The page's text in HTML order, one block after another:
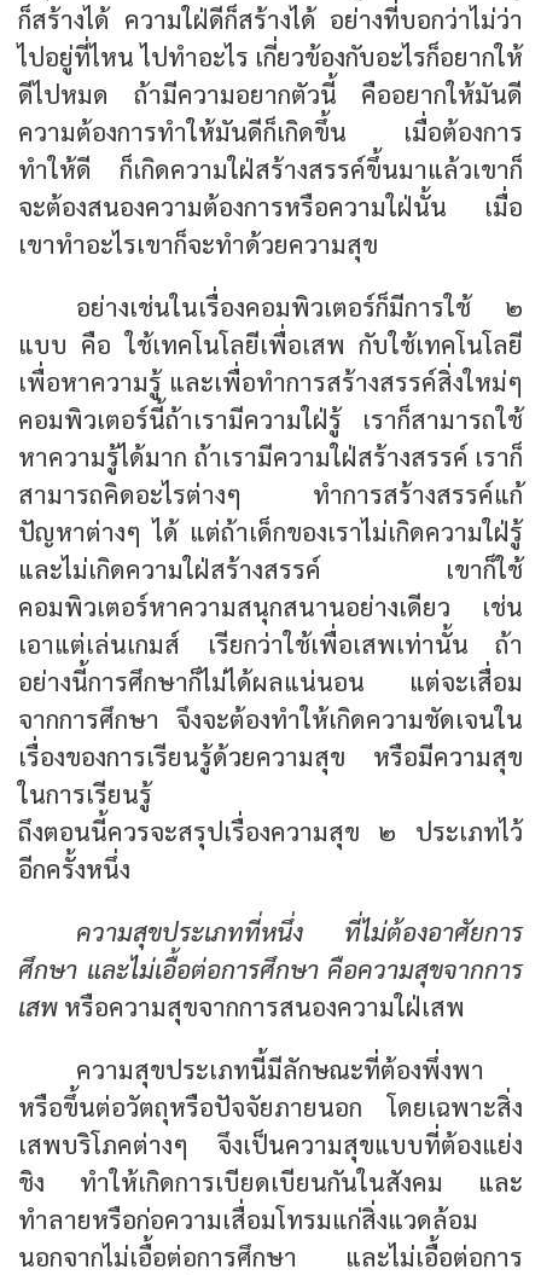
ก็สร้างได้ ความใฝ่ดีก็สร้างได้ อย่างที่บอกว่าไม่ว่า
ไปอยู่ที่ไหน ไปทำอะไร เกี่ยวข้องกับอะไรก็อยากให้
ดีไปหมด ถ้ามีความอยากตัวนี้ คืออยากให้มันดี
ความต้องการทำให้มันดีก็เกิดขึ้น เมื่อต้องการ
ทำให้ดี ก็เกิดความใฝ่สร้างสรรค์ขึ้นมาแล้วเขาก็
จะต้องสนองความต้องการหรือความใฝ่นั้น เมื่อ
เขาทำอะไรเขาก็จะทำด้วยความสุข
อย่างเช่นในเรื่องคอมพิวเตอร์ก็มีการใช้ ๒
แบบ คือ ใช้เทคโนโลยีเพื่อเสพ กับใช้เทคโนโลยี
เพื่อหาความรู้ และเพื่อทำการสร้างสรรค์สิ่งใหม่ๆ
คอมพิวเตอร์นี้ถ้าเรามีความใฝ่รู้ เราก็สามารถใช้
หาความรู้ได้มาก ถ้าเรามีความใฝ่สร้างสรรค์ เราก็
สามารถคิดอะไรต่างๆ ทำการสร้างสรรค์แก้
ปัญหาต่างๆ ได้ แต่ถ้าเด็กของเราไม่เกิดความใฝ่รู้
และไม่เกิดความใฝ่สร้างสรรค์ เขาก็ใช้
คอมพิวเตอร์หาความสนุกสนานอย่างเดียว เช่น
เอาแต่เล่นเกมส์ เรียกว่าใช้เพื่อเสพเท่านั้น ถ้า
อย่างนี้การศึกษาก็ไม่ได้ผลแน่นอน แต่จะเสื่อม
จากการศึกษา จึงจะต้องทำให้เกิดความชัดเจนใน
เรื่องของการเรียนรู้ด้วยความสุข หรือมีความสุข
ในการเรียนรู้
ถึงตอนนี้ควรจะสรุปเรื่องความสุข ๒ ประเภทไว้
อีกครั้งหนึ่ง
ความสุขประเภทที่หนึ่ง ที่ไม่ต้องอาศัยการ
ศึกษา และไม่เอื้อต่อการศึกษา คือความสุขจากการ
เสพ หรือความสุขจากการสนองความใฝ่เสพ
ความสุขประเภทนี้มีลักษณะที่ต้องพึ่งพา
หรือขึ้นต่อวัตถุหรือปัจจัยภายนอก โดยเฉพาะสิ่ง
เสพบริโภคต่างๆ จึงเป็นความสุขแบบที่ต้องแย่ง
ชิง ทำให้เกิดการเบียดเบียนกันในสังคม และ
ทำลายหรือก่อความเสื่อมโทรมแก่สิ่งแวดล้อม
นอกจากไม่เอื้อต่อการศึกษา และไม่เอื้อต่อการ